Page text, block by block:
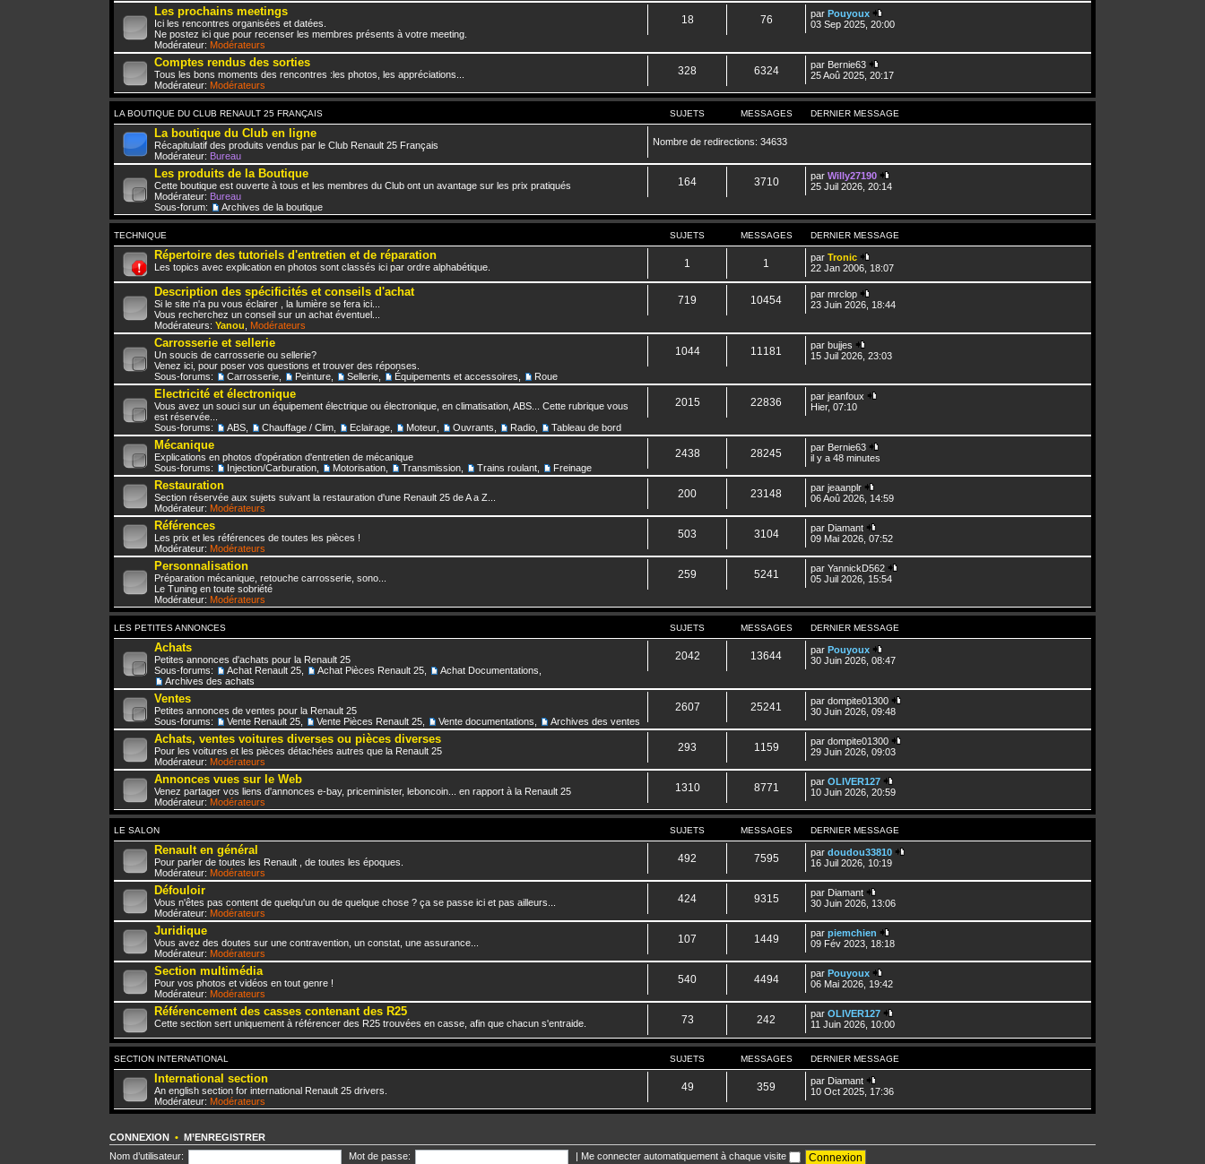
Les prochains meetings
Ici les rencontres organisées et datées.
Ne postez ici que pour recenser les membres présents à votre meeting.
Modérateur: Modérateurs
18 76 parPouyoux
03 Sep 2025, 20:00
Comptes rendus des sorties
Tous les bons moments des rencontres :les photos, les appréciations...
Modérateur: Modérateurs
328 6324 par Bernie63
25 Aoû 2025, 20:17
LA BOUTIQUE DU CLUB RENAULT 25 FRANÇAIS SUJETS MESSAGES DERNIER MESSAGE
La boutique du Club en ligne
Récapitulatif des produits vendus par le Club Renault 25 Français
Modérateur: Bureau
Nombre de redirections: 34633
Les produits de la Boutique
Cette boutique est ouverte à tous et les membres du Club ont un avantage sur les prix pratiqués
Modérateur: Bureau
Sous-forum:
Archives de la boutique
164 3710 parWilly27190
25 Juil 2026, 20:14
TECHNIQUE SUJETS MESSAGES DERNIER MESSAGE
Répertoire des tutoriels d'entretien et de réparation
Les topics avec explication en photos sont classés ici par ordre alphabétique. 1 1 parTronic
22 Jan 2006, 18:07
Description des spécificités et conseils d'achat
Si le site n'a pu vous éclairer , la lumière se fera ici...
Vous recherchez un conseil sur un achat éventuel...
Modérateurs: Yanou Modérateurs
719 10454 parmrclop
23 Juin 2026, 18:44
Carrosserie et sellerie
Un soucis de carrosserie ou sellerie?
Venez ici, pour poser vos questions et trouver des réponses.
Sous-forums:
Carrosserie Peinture Sellerie Équipements et accessoires Roue
1044 11181 parbujjes
15 Juil 2026, 23:03
Electricité et électronique
Vous avez un souci sur un équipement électrique ou électronique, en climatisation, ABS... Cette rubrique vous
est réservée...
Sous-forums:
ABS Chauffage / Clim Eclairage Moteur Ouvrants Radio Tableau de bord
2015 22836 parjeanfoux
Hier, 07:10
Mécanique
Explications en photos d'opération d'entretien de mécanique
Sous-forums:
Injection/Carburation Motorisation Transmission Trains roulant Freinage
2438 28245 par Bernie63
il y a 48 minutes
Restauration
Section réservée aux sujets suivant la restauration d'une Renault 25 de A a Z...
Modérateur: Modérateurs
200 23148 parjeaanplr
06 Aoû 2026, 14:59
Références
Les prix et les références de toutes les pièces !
Modérateur: Modérateurs
503 3104 par Diamant
09 Mai 2026, 07:52
Personnalisation
Préparation mécanique, retouche carrosserie, sono...
Le Tuning en toute sobriété
Modérateur: Modérateurs
259 5241 parYannickD562
05 Juil 2026, 15:54
LES PETITES ANNONCES SUJETS MESSAGES DERNIER MESSAGE
Achats
Petites annonces d'achats pour la Renault 25
Sous-forums:
Achat Renault 25 Achat Pièces Renault 25 Achat Documentations
Archives des achats
2042 13644 parPouyoux
30 Juin 2026, 08:47
Ventes
Petites annonces de ventes pour la Renault 25
Sous-forums:
Vente Renault 25 Vente Pièces Renault 25 Vente documentations Archives des ventes
2607 25241 pardompite01300
30 Juin 2026, 09:48
Achats, ventes voitures diverses ou pièces diverses
Pour les voitures et les pièces détachées autres que la Renault 25
Modérateur: Modérateurs
293 1159 pardompite01300
29 Juin 2026, 09:03
Annonces vues sur le Web
Venez partager vos liens d'annonces e-bay, priceminister, leboncoin... en rapport à la Renault 25
Modérateur: Modérateurs
1310 8771 parOLIVER127
10 Juin 2026, 20:59
LE SALON SUJETS MESSAGES DERNIER MESSAGE
Renault en général
Pour parler de toutes les Renault , de toutes les époques.
Modérateur: Modérateurs
492 7595 pardoudou33810
16 Juil 2026, 10:19
Défouloir
Vous n'êtes pas content de quelqu'un ou de quelque chose ? ça se passe ici et pas ailleurs...
Modérateur: Modérateurs
424 9315 par Diamant
30 Juin 2026, 13:06
Juridique
Vous avez des doutes sur une contravention, un constat, une assurance...
Modérateur: Modérateurs
107 1449 parpiemchien
09 Fév 2023, 18:18
Section multimédia
Pour vos photos et vidéos en tout genre !
Modérateur: Modérateurs
540 4494 parPouyoux
06 Mai 2026, 19:42
Référencement des casses contenant des R25
Cette section sert uniquement à référencer des R25 trouvées en casse, afin que chacun s'entraide. 73 242 parOLIVER127
11 Juin 2026, 10:00
SECTION INTERNATIONAL SUJETS MESSAGES DERNIER MESSAGE
International section
An english section for international Renault 25 drivers.
Modérateur: Modérateurs
49 359 par Diamant
10 Oct 2025, 17:36
CONNEXION • M’ENREGISTRER
Nom d’utilisateur:
Mot de passe: Me connecter automatiquement à chaque visite